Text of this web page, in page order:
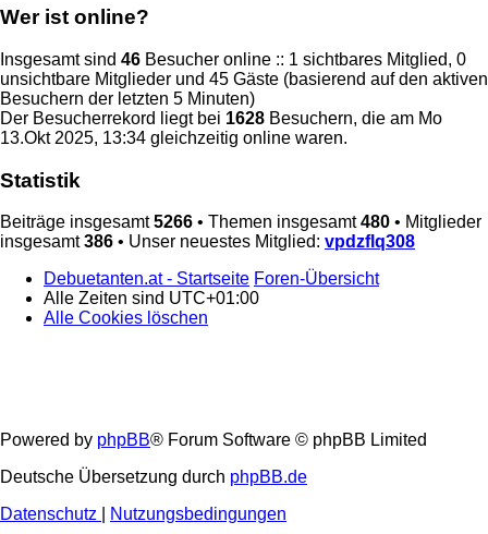
Wer ist online?
Insgesamt sind 46 Besucher online :: 1 sichtbares Mitglied, 0
unsichtbare Mitglieder und 45 Gäste (basierend auf den aktiven
Besuchern der letzten 5 Minuten)
Der Besucherrekord liegt bei 1628 Besuchern, die am Mo
13.Okt 2025, 13:34 gleichzeitig online waren.
Statistik
Beiträge insgesamt5266 • Themen insgesamt480 • Mitglieder
insgesamt386 • Unser neuestes Mitglied: vpdzflq308
Debuetanten.at - Startseite Foren-Übersicht
Alle Zeiten sind UTC+01:00
Alle Cookies löschen
Powered by phpBB® Forum Software © phpBB Limited
Deutsche Übersetzung durch phpBB.de
Datenschutz
Nutzungsbedingungen